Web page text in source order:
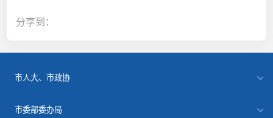
分享到：
市人大、市政协
市委部委办局